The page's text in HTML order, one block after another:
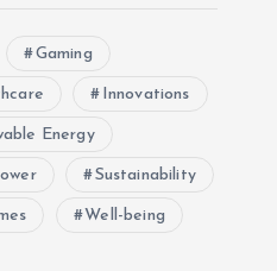
Gaming
Innovations
Energy
Sustainability
Well-being